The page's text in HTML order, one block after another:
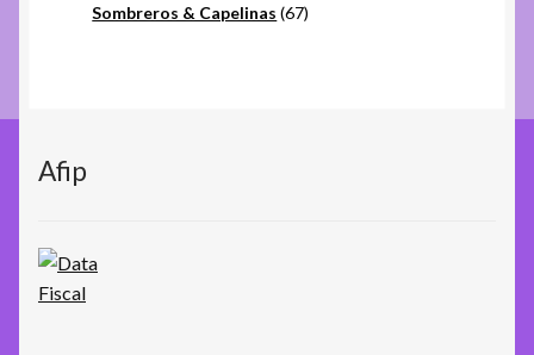
productos
Sombreros & Capelinas 6767
Afip